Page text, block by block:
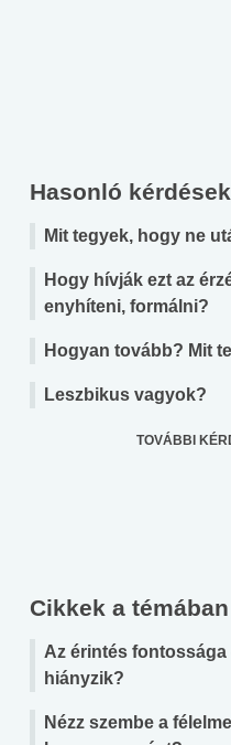
Hasonló kérdések
Mit tegyek, hogy ne
Hogy hívják ezt az
enyhíteni, formálni?
Hogyan tovább? Mit
Leszbikus vagyok?
TOVÁBBI
Cikkek a témában
Az érintés
hiányzik?
Nézz szembe a